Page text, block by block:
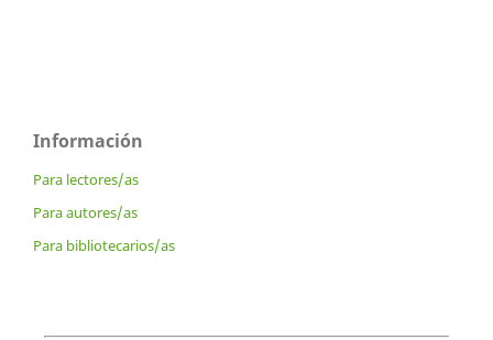
Información
Para lectores/as
Para autores/as
Para bibliotecarios/as